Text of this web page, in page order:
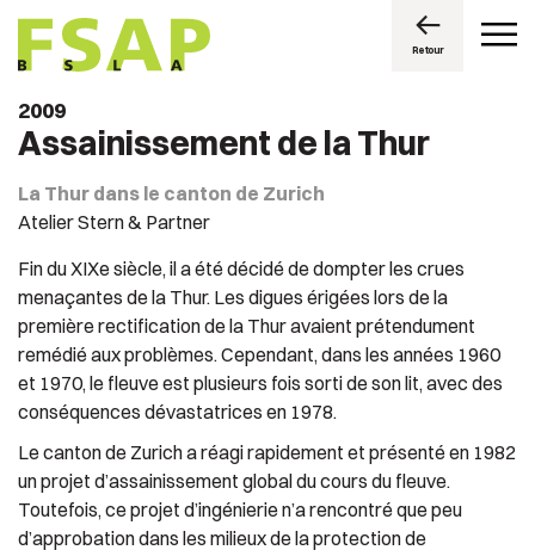
Retour
2009
Assainissement de la Thur
La Thur dans le canton de Zurich
Atelier Stern & Partner
Fin du XIXe siècle, il a été décidé de dompter les crues
menaçantes de la Thur. Les digues érigées lors de la
première rectification de la Thur avaient prétendument
remédié aux problèmes. Cependant, dans les années 1960
et 1970, le fleuve est plusieurs fois sorti de son lit, avec des
conséquences dévastatrices en 1978.
Le canton de Zurich a réagi rapidement et présenté en 1982
un projet d’assainissement global du cours du fleuve.
Toutefois, ce projet d’ingénierie n’a rencontré que peu
d’approbation dans les milieux de la protection de